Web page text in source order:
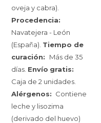
oveja y cabra).
Procedencia:
Navatejera - León
(España). Tiempo de
curación: Más de 35
días. Envío gratis:
Caja de 2 unidades.
Alérgenos: Contiene
leche y lisozima
(derivado del huevo)